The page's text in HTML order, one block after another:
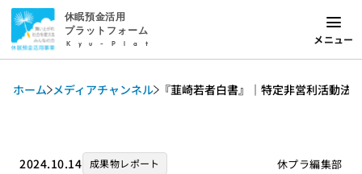
休眠預金活用
プラットフォーム
Kyu-Plat メニュー
ホーム メディアチャンネル 『韮崎若者白書』｜特定非営利活動法
2024.10.14 成果物レポート 休プラ編集部